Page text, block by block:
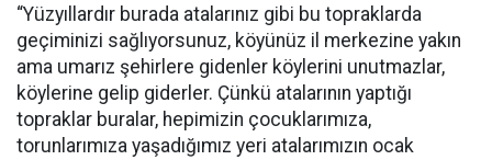
“Yüzyıllardır burada atalarınız gibi bu topraklarda
geçiminizi sağlıyorsunuz, köyünüz il merkezine yakın
ama umarız şehirlere gidenler köylerini unutmazlar,
köylerine gelip giderler. Çünkü atalarının yaptığı
topraklar buralar, hepimizin çocuklarımıza,
torunlarımıza yaşadığımız yeri atalarımızın ocak